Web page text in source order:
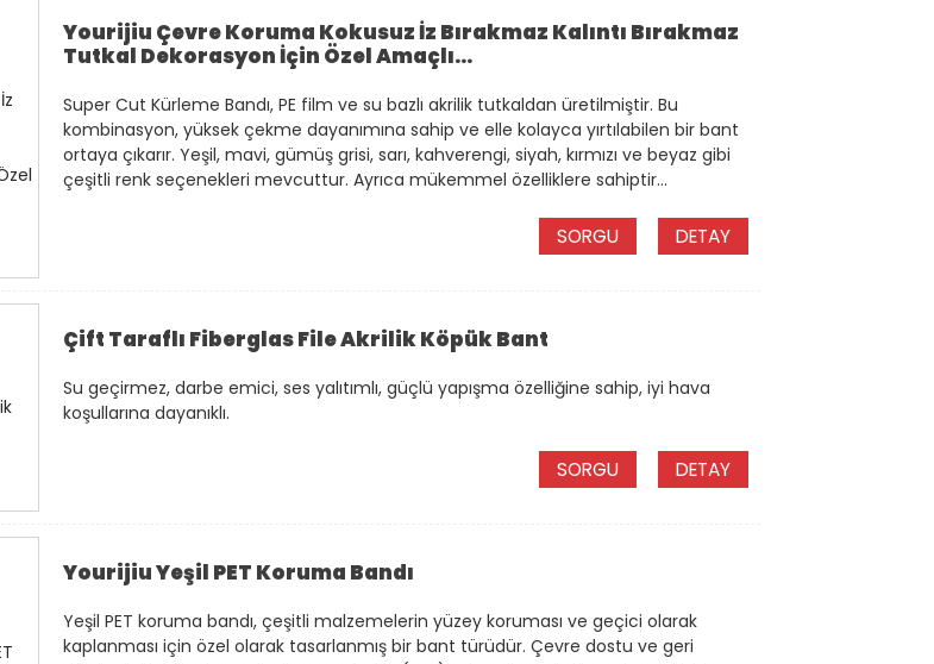
Yourijiu Çevre Koruma Kokusuz İz Bırakmaz Kalıntı Bırakmaz
Tutkal Dekorasyon İçin Özel Amaçlı...
Super Cut Kürleme Bandı, PE film ve su bazlı akrilik tutkaldan üretilmiştir. Bu
kombinasyon, yüksek çekme dayanımına sahip ve elle kolayca yırtılabilen bir bant
ortaya çıkarır. Yeşil, mavi, gümüş grisi, sarı, kahverengi, siyah, kırmızı ve beyaz gibi
çeşitli renk seçenekleri mevcuttur. Ayrıca mükemmel özelliklere sahiptir...
SORGU DETAY
Çift Taraflı Fiberglas File Akrilik Köpük Bant
Su geçirmez, darbe emici, ses yalıtımlı, güçlü yapışma özelliğine sahip, iyi hava
koşullarına dayanıklı.
SORGU DETAY
Yourijiu Yeşil PET Koruma Bandı
Yeşil PET koruma bandı, çeşitli malzemelerin yüzey koruması ve geçici olarak
kaplanması için özel olarak tasarlanmış bir bant türüdür. Çevre dostu ve geri